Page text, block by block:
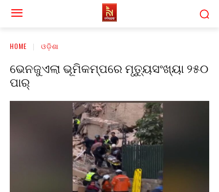
HOME ଓଡ଼ିଶା
ଭେନଜୁଏଲା ଭୂମିକମ୍ପରେ ମୃତ୍ୟୁସଂଖ୍ୟା ୨୫୦
ପାର୍